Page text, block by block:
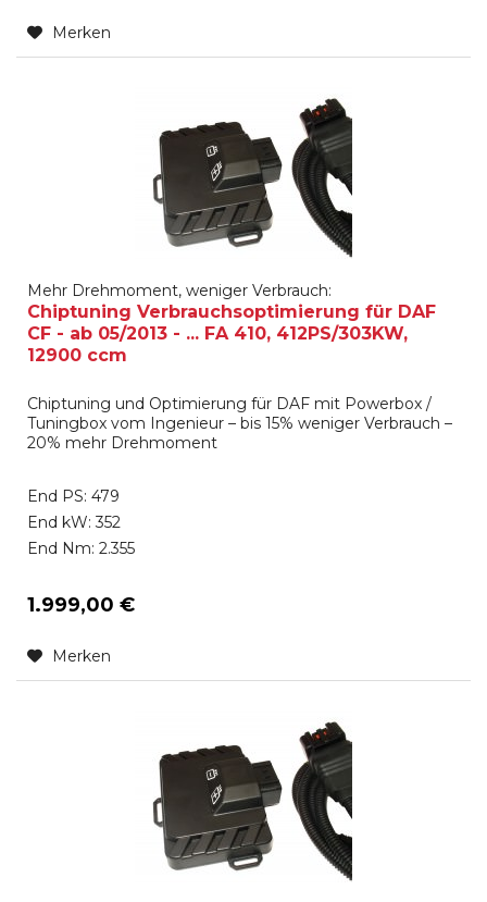
Merken
Mehr Drehmoment, weniger Verbrauch:
Chiptuning Verbrauchsoptimierung für DAF
CF - ab 05/2013 - ... FA 410, 412PS/303KW,
12900 ccm
Chiptuning und Optimierung für DAF mit Powerbox /
Tuningbox vom Ingenieur – bis 15% weniger Verbrauch –
20% mehr Drehmoment
End PS: 479
End kW: 352
End Nm: 2.355
1.999,00 €
Merken